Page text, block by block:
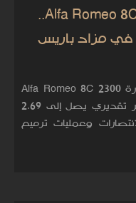
آر إم سوذبيز تعرض Alfa Romeo 8C 2300..
في مزاد باريس
تستعد دار آر إم سوذبيز لطرح سيارة Alfa Romeo 8C 2300
النادرة في مزاد باريس 2026، بسعر تقديري يصل إلى 2.69
وعمليات ترميم